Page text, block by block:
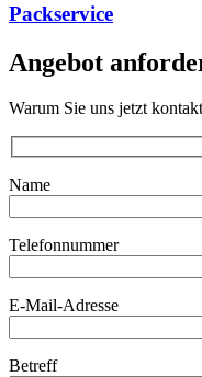
Packservice
Angebot
Warum Sie uns jetzt
Name
Telefonnummer
E-Mail-Adresse
Betreff